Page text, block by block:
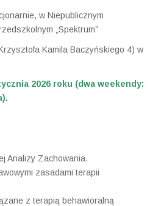
w Niepublicznym
„Spektrum”
Kamila Baczyńskiego 4) w
2026 roku (dwa weekendy:
Analizy Zachowania.
zasadami terapii
z terapią behawioralną